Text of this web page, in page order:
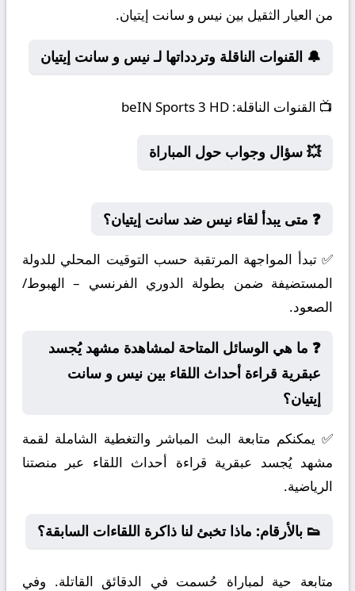
من العيار الثقيل بين نيس و سانت إيتيان.
🔔 القنوات الناقلة وتردداتها لـ نيس و سانت إيتيان
📺 القنوات الناقلة:
💥 سؤال وجواب حول المباراة
❓ متى يبدأ لقاء نيس ضد سانت إيتيان؟
✅ تبدأ المواجهة المرتقبة حسب التوقيت المحلي للدولة
المستضيفة ضمن بطولة الدوري الفرنسي – الهبوط/
الصعود.
❓ ما هي الوسائل المتاحة لمشاهدة مشهد يُجسد
عبقرية قراءة أحداث اللقاء بين نيس و سانت
إيتيان؟
✅ يمكنكم متابعة البث المباشر والتغطية الشاملة لقمة
مشهد يُجسد عبقرية قراءة أحداث اللقاء عبر منصتنا
الرياضية.
👟 بالأرقام: ماذا تخبئ لنا ذاكرة اللقاءات السابقة؟
متابعة حية لمباراة حُسمت في الدقائق القاتلة. وفي